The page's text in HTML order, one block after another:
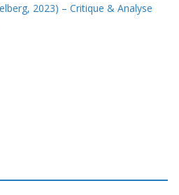
2023) – Critique & Analyse